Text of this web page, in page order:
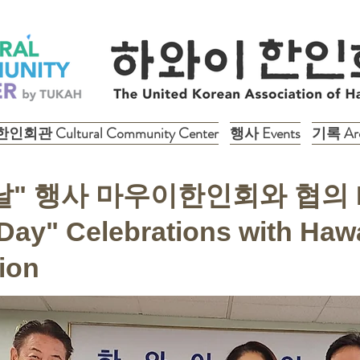
인회관 Cultural Community Center 행사 Events 기록
" 행사 마우이한인회와 협
Celebrations with